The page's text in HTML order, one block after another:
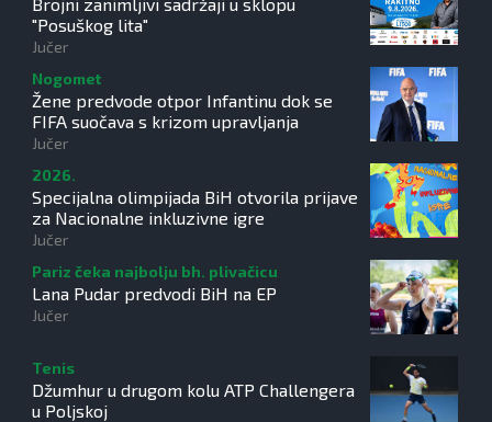
"Posuškog lita"
Jučer
Nogomet
Žene predvode otpor Infantinu dok se
FIFA suočava s krizom upravljanja
Jučer
2026.
Specijalna olimpijada BiH otvorila prijave
za Nacionalne inkluzivne igre
Jučer
Pariz čeka najbolju bh. plivačicu
Lana Pudar predvodi BiH na EP
Jučer
Tenis
Džumhur u drugom kolu ATP Challengera
u Poljskoj